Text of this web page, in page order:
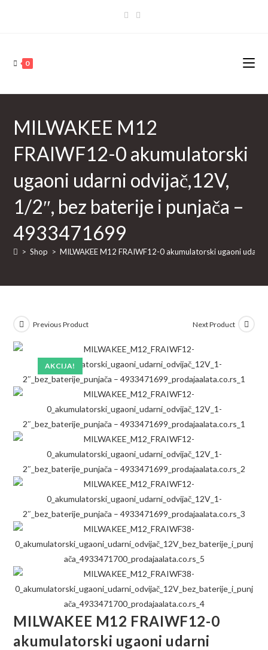
0
MILWAKEE M12
FRAIWF12-0 akumulatorski
ugaoni udarni odvijač,12V,
1/2″, bez baterije i punjača –
4933471699
> Shop > MILWAKEE M12 FRAIWF12-0 akumulatorski ugaoni
AKCIJA!
Previous Product Next Product
MILWAKEE M12 FRAIWF12-0
akumulatorski ugaoni udarni